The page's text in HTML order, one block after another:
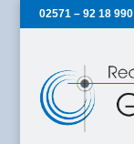
02571 – 92 18 990